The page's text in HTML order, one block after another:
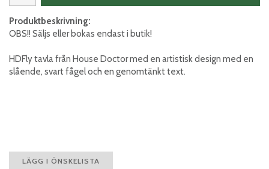
Produktbeskrivning:
OBS!! Säljs eller bokas endast i butik!
HDFly tavla från House Doctor med en artistisk design med en
slående, svart fågel och en genomtänkt text.
LÄGG I ÖNSKELISTA